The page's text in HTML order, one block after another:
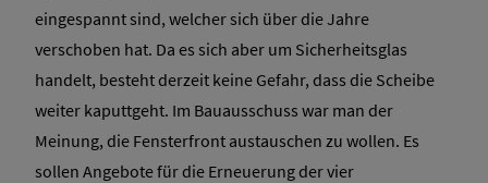
eingespannt sind, welcher sich über die Jahre
verschoben hat. Da es sich aber um Sicherheitsglas
handelt, besteht derzeit keine Gefahr, dass die Scheibe
weiter kaputtgeht. Im Bauausschuss war man der
Meinung, die Fensterfront austauschen zu wollen. Es
sollen Angebote für die Erneuerung der vier